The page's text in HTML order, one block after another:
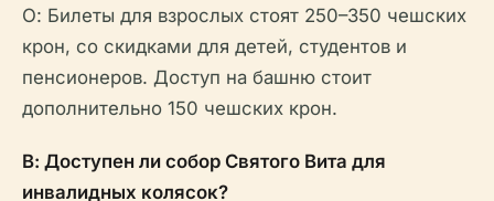
О: Билеты для взрослых стоят 250–350 чешских
крон, со скидками для детей, студентов и
пенсионеров. Доступ на башню стоит
дополнительно 150 чешских крон.
В: Доступен ли собор Святого Вита для
инвалидных колясок?